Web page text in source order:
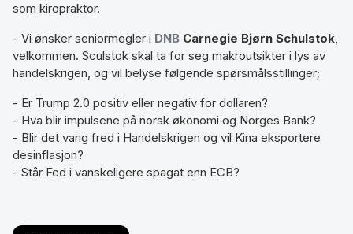
som kiropraktor.
- Vi ønsker seniormegler i DNB Carnegie Bjørn Schulstok,
velkommen. Sculstok skal ta for seg makroutsikter i lys av
handelskrigen, og vil belyse følgende spørsmålsstillinger;
- Er Trump 2.0 positiv eller negativ for dollaren?
- Hva blir impulsene på norsk økonomi og Norges Bank?
- Blir det varig fred i Handelskrigen og vil Kina eksportere
desinflasjon?
- Står Fed i vanskeligere spagat enn ECB?